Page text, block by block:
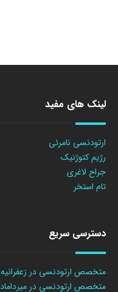
لینک های مفید
ارتودنسی نامرئی
رژیم کتوژنیک
جراح لاغری
تام استخر
دسترسی سریع
متخصص ارتودنسی در زعفرانیه
متخصص ارتودنسی در میرداماد